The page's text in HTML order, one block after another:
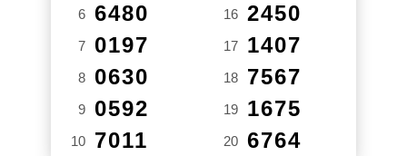
6 6480
7 0197
8 0630
9 0592
10 7011
16 2450
17 1407
18 7567
19 1675
20 6764